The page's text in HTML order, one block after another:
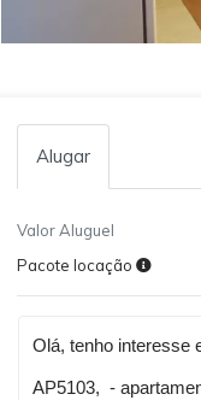
Alugar
Valor Aluguel
Pacote locação